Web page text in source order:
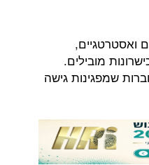
ואסטרטגיים,
מובילים.
שמפגינות גישה